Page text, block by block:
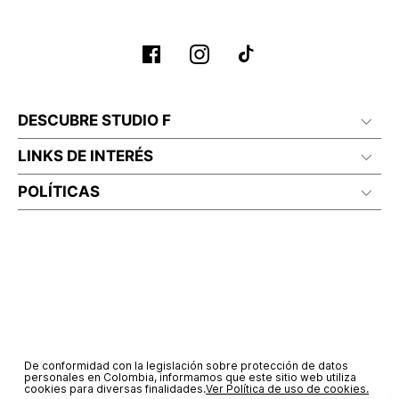
DESCUBRE STUDIO F
LINKS DE INTERÉS
POLÍTICAS
De conformidad con la legislación sobre protección de datos
personales en Colombia, informamos que este sitio web utiliza
cookies para diversas finalidades.Ver Política de uso de cookies.